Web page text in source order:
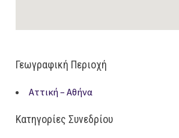
Γεωγραφική Περιοχή
Αττική – Αθήνα
Κατηγορίες Συνεδρίου